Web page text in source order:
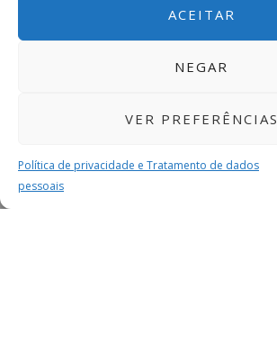
ACEITAR
NEGAR
VER PREFERÊNCIAS
Política de privacidade e Tratamento de dados
pessoais